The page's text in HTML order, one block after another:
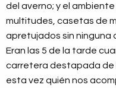
del averno; y el
multitudes, casetas de
apretujados sin ninguna
Eran las 5 de la tarde
carretera destapada de
esta vez quién nos